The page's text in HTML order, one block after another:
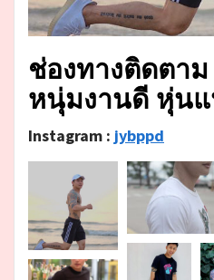
ช่องทางติดตา
หนุ่มงานดี หุ่น
Instagram : jybppd